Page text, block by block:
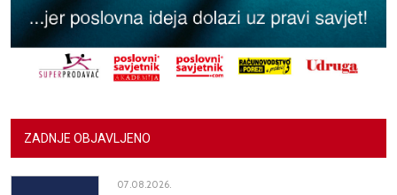
ZADNJE OBJAVLJENO
07.08.2026.